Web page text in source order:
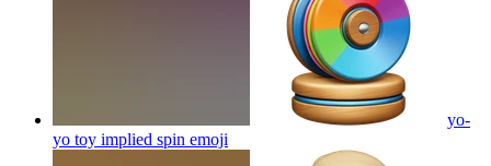
yo-
yo toy implied spin emoji